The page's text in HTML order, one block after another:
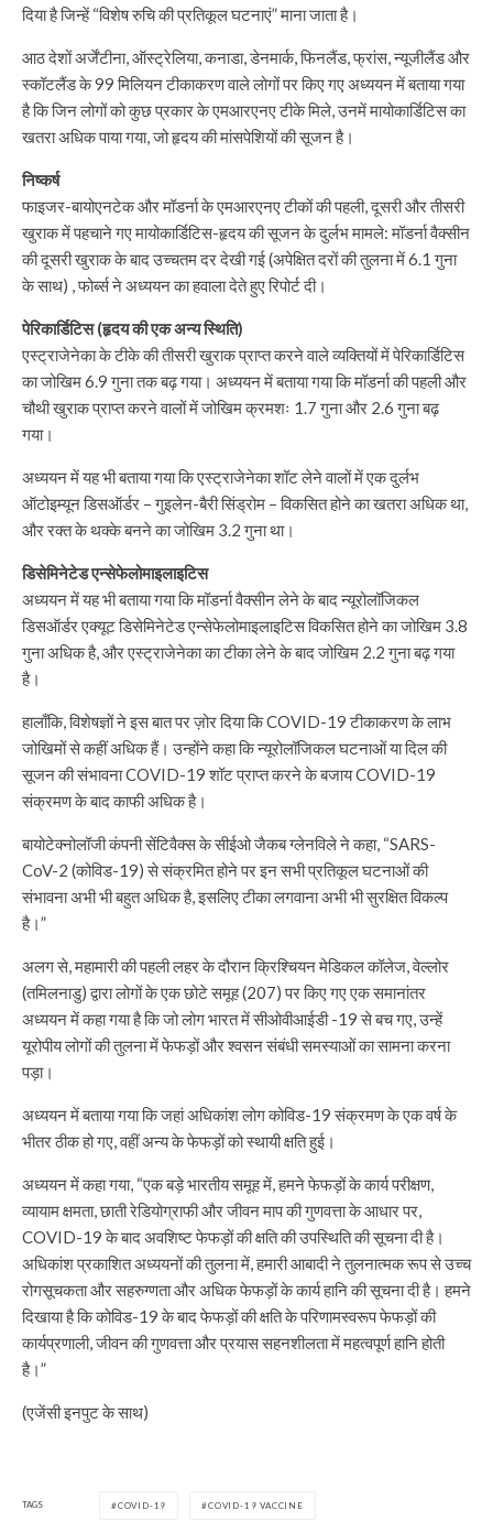
दिया है जिन्हें “विशेष रुचि की प्रतिकूल घटनाएं” माना जाता है।
आठ देशों अर्जेंटीना, ऑस्ट्रेलिया, कनाडा, डेनमार्क, फिनलैंड, फ्रांस, न्यूजीलैंड और
स्कॉटलैंड के 99 मिलियन टीकाकरण वाले लोगों पर किए गए अध्ययन में बताया गया
है कि जिन लोगों को कुछ प्रकार के एमआरएनए टीके मिले, उनमें मायोकार्डिटिस का
खतरा अधिक पाया गया, जो हृदय की मांसपेशियों की सूजन है।
निष्कर्ष
फाइजर-बायोएनटेक और मॉडर्ना के एमआरएनए टीकों की पहली, दूसरी और तीसरी
खुराक में पहचाने गए मायोकार्डिटिस-हृदय की सूजन के दुर्लभ मामले: मॉडर्ना वैक्सीन
की दूसरी खुराक के बाद उच्चतम दर देखी गई (अपेक्षित दरों की तुलना में 6.1 गुना
के साथ) , फोर्ब्स ने अध्ययन का हवाला देते हुए रिपोर्ट दी।
पेरिकार्डिटिस (हृदय की एक अन्य स्थिति)
एस्ट्राजेनेका के टीके की तीसरी खुराक प्राप्त करने वाले व्यक्तियों में पेरिकार्डिटिस
का जोखिम 6.9 गुना तक बढ़ गया। अध्ययन में बताया गया कि मॉडर्ना की पहली और
चौथी खुराक प्राप्त करने वालों में जोखिम क्रमशः 1.7 गुना और 2.6 गुना बढ़
गया।
अध्ययन में यह भी बताया गया कि एस्ट्राजेनेका शॉट लेने वालों में एक दुर्लभ
ऑटोइम्यून डिसऑर्डर – गुइलेन-बैरी सिंड्रोम – विकसित होने का खतरा अधिक था,
और रक्त के थक्के बनने का जोखिम 3.2 गुना था।
डिसेमिनेटेड एन्सेफेलोमाइलाइटिस
अध्ययन में यह भी बताया गया कि मॉडर्ना वैक्सीन लेने के बाद न्यूरोलॉजिकल
डिसऑर्डर एक्यूट डिसेमिनेटेड एन्सेफेलोमाइलाइटिस विकसित होने का जोखिम 3.8
गुना अधिक है, और एस्ट्राजेनेका का टीका लेने के बाद जोखिम 2.2 गुना बढ़ गया
है।
हालाँकि, विशेषज्ञों ने इस बात पर ज़ोर दिया कि COVID-19 टीकाकरण के लाभ
जोखिमों से कहीं अधिक हैं। उन्होंने कहा कि न्यूरोलॉजिकल घटनाओं या दिल की
सूजन की संभावना COVID-19 शॉट प्राप्त करने के बजाय COVID-19
संक्रमण के बाद काफी अधिक है।
बायोटेक्नोलॉजी कंपनी सेंटिवैक्स के सीईओ जैकब ग्लेनविले ने कहा, “SARS-
CoV-2 (कोविड-19) से संक्रमित होने पर इन सभी प्रतिकूल घटनाओं की
संभावना अभी भी बहुत अधिक है, इसलिए टीका लगवाना अभी भी सुरक्षित विकल्प
है।”
अलग से, महामारी की पहली लहर के दौरान क्रिश्चियन मेडिकल कॉलेज, वेल्लोर
(तमिलनाडु) द्वारा लोगों के एक छोटे समूह (207) पर किए गए एक समानांतर
अध्ययन में कहा गया है कि जो लोग भारत में सीओवीआईडी ​​-19 से बच गए, उन्हें
यूरोपीय लोगों की तुलना में फेफड़ों और श्वसन संबंधी समस्याओं का सामना करना
पड़ा।
अध्ययन में बताया गया कि जहां अधिकांश लोग कोविड-19 संक्रमण के एक वर्ष के
भीतर ठीक हो गए, वहीं अन्य के फेफड़ों को स्थायी क्षति हुई।
अध्ययन में कहा गया, “एक बड़े भारतीय समूह में, हमने फेफड़ों के कार्य परीक्षण,
व्यायाम क्षमता, छाती रेडियोग्राफी और जीवन माप की गुणवत्ता के आधार पर,
COVID​​-19 के बाद अवशिष्ट फेफड़ों की क्षति की उपस्थिति की सूचना दी है।
अधिकांश प्रकाशित अध्ययनों की तुलना में, हमारी आबादी ने तुलनात्मक रूप से उच्च
रोगसूचकता और सहरुग्णता और अधिक फेफड़ों के कार्य हानि की सूचना दी है। हमने
दिखाया है कि कोविड-19 के बाद फेफड़ों की क्षति के परिणामस्वरूप फेफड़ों की
कार्यप्रणाली, जीवन की गुणवत्ता और प्रयास सहनशीलता में महत्वपूर्ण हानि होती
है।”
(एजेंसी इनपुट के साथ)
TAGS COVID-19 COVID-19 VACCINE